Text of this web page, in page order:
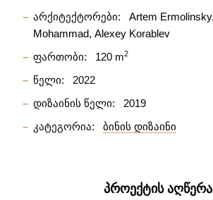
არქიტექტორები:
Artem Ermolinsky
Mohammad Alexey Korablev
ფართობი:
120 m2
წელი:
2022
დიზაინის წელი:
2019
კატეგორია:
ბინის დიზაინი
ᲞᲠᲝᲔᲥᲢᲘᲡ ᲐᲦᲬᲔᲠᲐ